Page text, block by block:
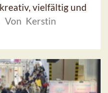
vielfältig und
Von Kerstin